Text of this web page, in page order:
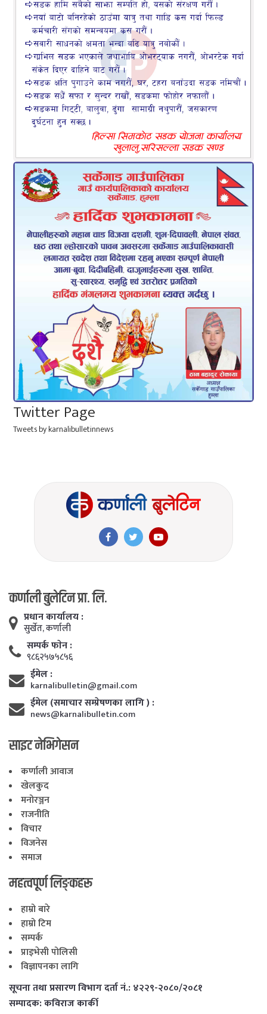
Twitter Page
Tweets by karnalibulletinnews
कर्णाली बुलेटिन प्रा. लि.
प्रधान कार्यालय :
सुर्खेत, कर्णाली
सम्पर्क फाेन :
९८६२५७५८५६
ईमेल :
karnalibulletin@gmail.com
ईमेल (समाचार सम्प्रेषणका लागि ) :
news@karnalibulletin.com
साइट नेभिगेसन
कर्णाली आवाज
खेलकुद
मनोरञ्जन
राजनीति
विचार
विजनेस
समाज
महत्वपूर्ण लिङ्कहरू
हाम्रो बारे
हाम्रो टिम
सम्पर्क
प्राइभेसी पोलिसी
विज्ञापनका लागि
सूचना तथा प्रसारण विभाग दर्ता नं.: ४२२९-२०८०/२०८१
सम्पादक: कविराज कार्की